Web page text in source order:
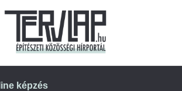
képzés